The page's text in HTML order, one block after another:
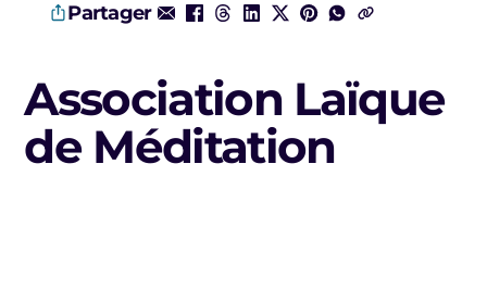
Partager
Association Laïque
de Méditation